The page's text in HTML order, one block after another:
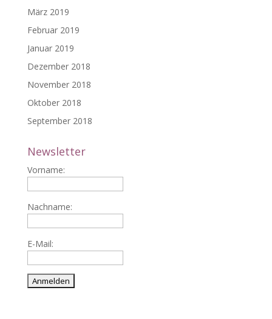
März 2019
Februar 2019
Januar 2019
Dezember 2018
November 2018
Oktober 2018
September 2018
Newsletter
Vorname:
Nachname:
E-Mail: